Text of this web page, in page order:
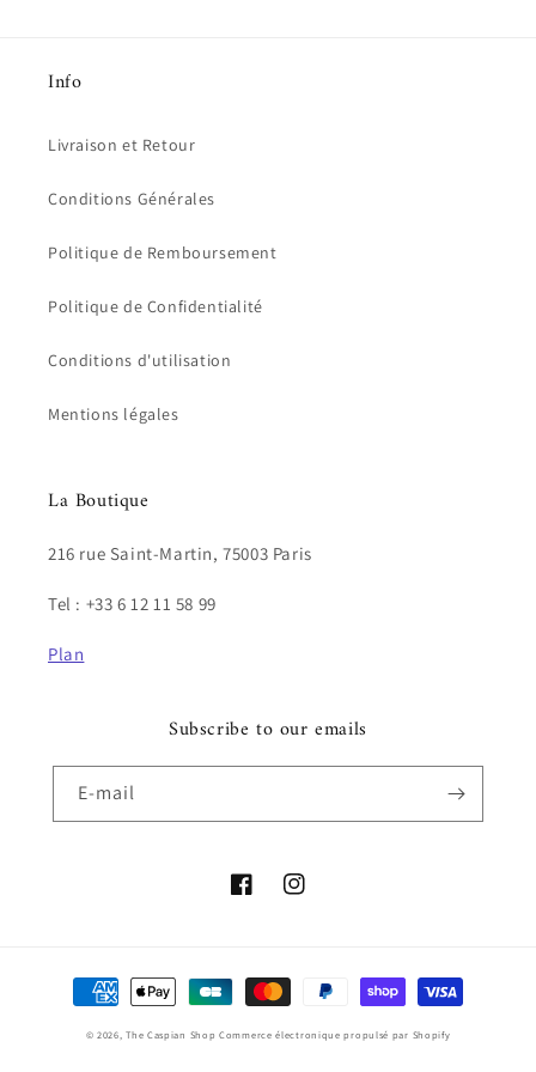
Info
Livraison et Retour
Conditions Générales
Politique de Remboursement
Politique de Confidentialité
Conditions d'utilisation
Mentions légales
La Boutique
216 rue Saint-Martin, 75003 Paris
Tel : +33 6 12 11 58 99
Plan
Subscribe to our emails
E-mail
FacebookInstagram
Moyens
de
paiement
© 2026,The Caspian Shop Commerce électronique propulsé par Shopify